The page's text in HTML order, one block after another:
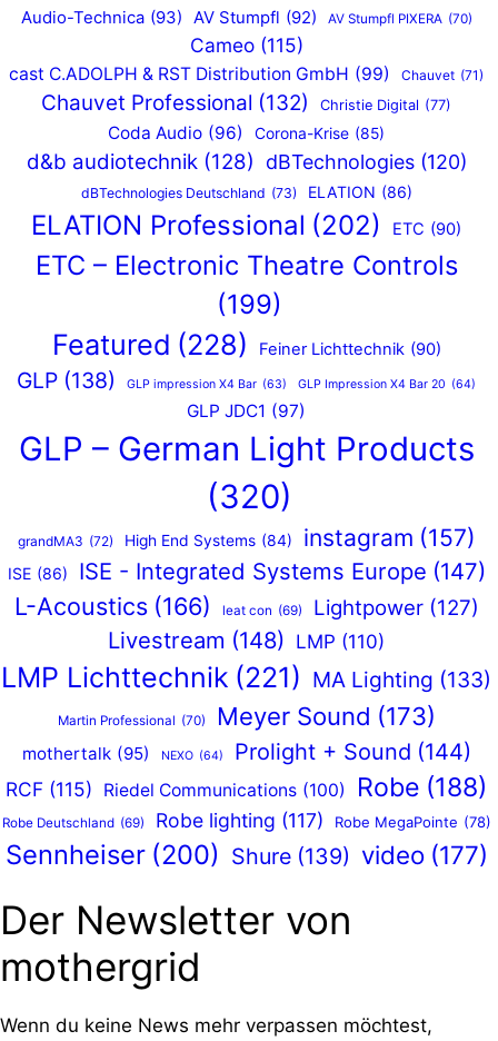
Audio-Technica (93) AV Stumpfl (92) AV Stumpfl PIXERA (70)
Cameo (115)
cast C.ADOLPH & RST Distribution GmbH (99) Chauvet (71)
Chauvet Professional (132) Christie Digital (77)
Coda Audio (96) Corona-Krise (85)
d&b audiotechnik (128) dBTechnologies (120)
dBTechnologies Deutschland (73) ELATION (86)
ELATION Professional (202) ETC (90)
ETC – Electronic Theatre Controls
(199)
Featured (228) Feiner Lichttechnik (90)
GLP (138) GLP impression X4 Bar (63) GLP Impression X4 Bar 20 (64)
GLP JDC1 (97)
GLP – German Light Products
(320)
grandMA3 (72) High End Systems (84) instagram (157)
ISE (86) ISE - Integrated Systems Europe (147)
L-Acoustics (166) leat con (69) Lightpower (127)
Livestream (148) LMP (110)
LMP Lichttechnik (221) MA Lighting (133)
Martin Professional (70) Meyer Sound (173)
mothertalk (95) NEXO (64) Prolight + Sound (144)
RCF (115) Riedel Communications (100) Robe (188)
Robe Deutschland (69) Robe lighting (117) Robe MegaPointe (78)
Sennheiser (200) Shure (139) video (177)
Der Newsletter von
mothergrid
Wenn du keine News mehr verpassen möchtest,